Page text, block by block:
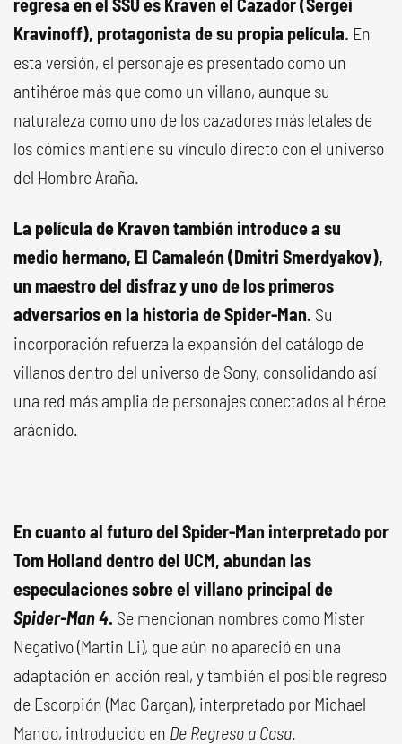
regresa en el SSU es Kraven el Cazador (Sergei
Kravinoff), protagonista de su propia película. En
esta versión, el personaje es presentado como un
antihéroe más que como un villano, aunque su
naturaleza como uno de los cazadores más letales de
los cómics mantiene su vínculo directo con el universo
del Hombre Araña.
La película de Kraven también introduce a su
medio hermano, El Camaleón (Dmitri Smerdyakov),
un maestro del disfraz y uno de los primeros
adversarios en la historia de Spider-Man. Su
incorporación refuerza la expansión del catálogo de
villanos dentro del universo de Sony, consolidando así
una red más amplia de personajes conectados al héroe
arácnido.
En cuanto al futuro del Spider-Man interpretado por
Tom Holland dentro del UCM, abundan las
especulaciones sobre el villano principal de
Spider-Man 4. Se mencionan nombres como Mister
Negativo (Martin Li), que aún no apareció en una
adaptación en acción real, y también el posible regreso
de Escorpión (Mac Gargan), interpretado por Michael
Mando, introducido en De Regreso a Casa.